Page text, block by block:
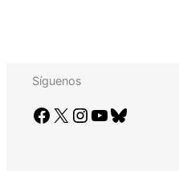
Síguenos
Facebook X Instagram YouTube Bluesky